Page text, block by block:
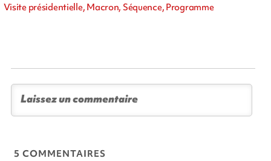
Visite présidentielle, Macron, Séquence, Programme
5 COMMENTAIRES